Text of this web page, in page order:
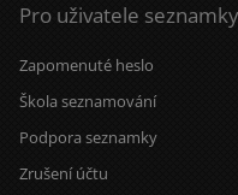
Pro uživatele seznamky
Zapomenuté heslo
Škola seznamování
Podpora seznamky
Zrušení účtu